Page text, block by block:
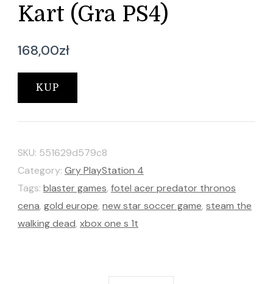
Kart (Gra PS4)
168,00zł
KUP
SKU: 551629d579c8
Category: Gry PlayStation 4
Tags: blaster games, fotel acer predator thronos
cena, gold europe, new star soccer game, steam the
walking dead, xbox one s 1t